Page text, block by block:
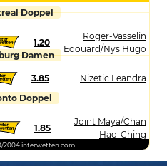
Doppel
1.20
Roger-Vasselin
Edouard/Nys Hugo
Damen
3.85
Nizetic Leandra
Doppel
1.85
Joint Maya/Chan
Hao-Ching
2004 interwetten.com